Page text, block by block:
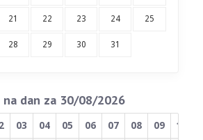
21 22 23 24 25
28 29 30 31
dan za 30/08/2026
03 04 05 06 07 08 09 10